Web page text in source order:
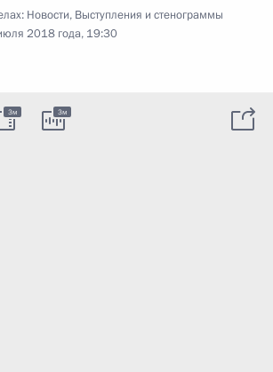
Новости, Выступления и стенограммы
2018 года, 19:30
3м 3м